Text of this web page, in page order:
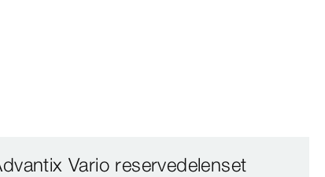
Vario reservedelenset